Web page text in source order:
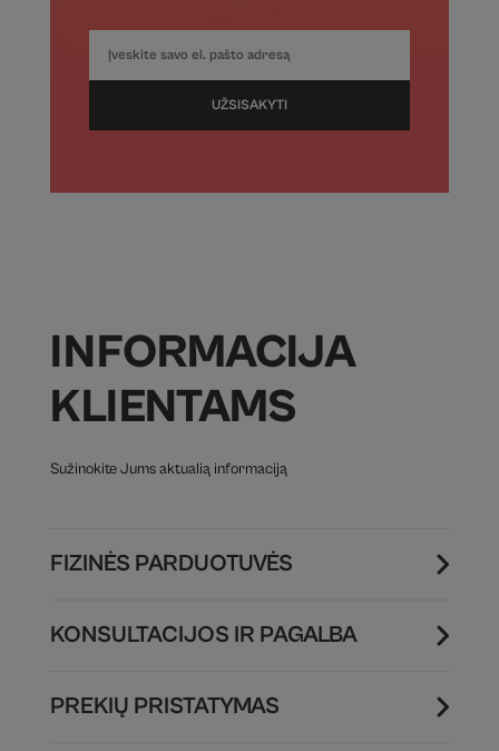
UŽSISAKYTI
INFORMACIJA
KLIENTAMS
Sužinokite Jums aktualią informaciją
FIZINĖS PARDUOTUVĖS
KONSULTACIJOS IR PAGALBA
PREKIŲ PRISTATYMAS